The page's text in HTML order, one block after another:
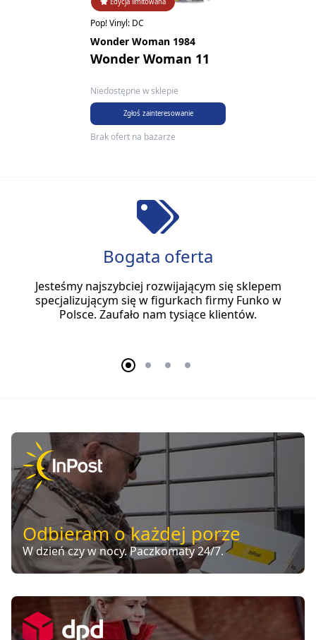
Pop! Vinyl: DC
Wonder Woman 1984
Wonder Woman 11
Niedostępne w sklepie
Zgłoś zainteresowanie
Brak ofert na bazarze
Bogata oferta
Jesteśmy najszybciej rozwijającym się sklepem
specjalizującym się w figurkach firmy Funko w
Polsce. Zaufało nam tysiące klientów.
Odbieram o każdej porze
W dzień czy w nocy. Paczkomaty 24/7.